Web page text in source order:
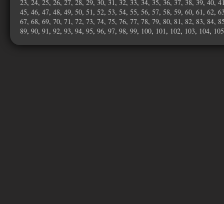
23, 24, 25, 26, 27, 28, 29, 30, 31, 32, 33, 34, 35, 36, 37, 38, 39, 40,
45, 46, 47, 48, 49, 50, 51, 52, 53, 54, 55, 56, 57, 58, 59, 60, 61, 62,
67, 68, 69, 70, 71, 72, 73, 74, 75, 76, 77, 78, 79, 80, 81, 82, 83, 84,
89, 90, 91, 92, 93, 94, 95, 96, 97, 98, 99, 100, 101, 102, 103, 104, 105